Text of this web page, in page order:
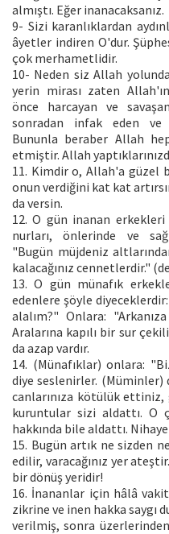
almıştı. Eğer inanacaksanız.
9- Sizi karanlıklardan
âyetler indiren O'dur.
çok merhametlidir.
10- Neden siz Allah
yerin mirası zaten
önce harcayan ve
sonradan infak eden ve
Bununla beraber Allah
etmiştir. Allah
11. Kimdir o, Allah'a güzel
onun verdiğini kat kat
da versin.
12. O gün inanan erkekleri
nurları, önlerinde ve
"Bugün müjdeniz
kalacağınız cennetlerdir."
13. O gün münafık
edenlere şöyle
alalım?" Onlara:
Aralarına kapılı bir sur
da azap vardır.
14. (Münafıklar) onlara:
diye seslenirler. (Müminler)
canlarınıza kötülük
kuruntular sizi aldattı. O
hakkında bile aldattı.
15. Bugün artık ne sizden
edilir, varacağınız yer
bir dönüş yeridir!
16. İnananlar için hâlâ
zikrine ve inen hakka saygı
verilmiş, sonra